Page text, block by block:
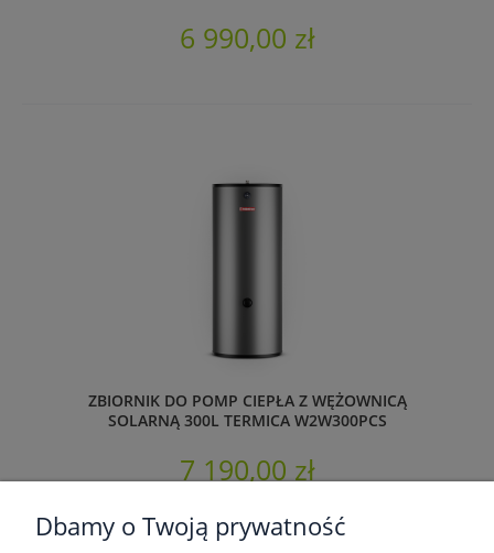
6 990,00 zł
ZBIORNIK DO POMP CIEPŁA Z WĘŻOWNICĄ
SOLARNĄ 300L TERMICA W2W300PCS
7 190,00 zł
Dbamy o Twoją prywatność